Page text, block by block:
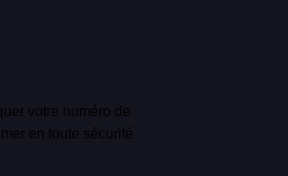
votre numéro de
en toute sécurité